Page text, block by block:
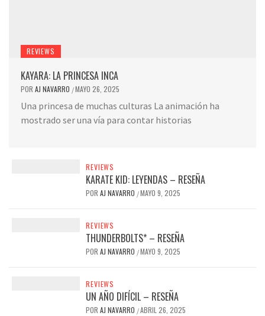
REVIEWS
KAYARA: LA PRINCESA INCA
POR AJ NAVARRO /MAYO 26, 2025
Una princesa de muchas culturas La animación ha
mostrado ser una vía para contar historias
REVIEWS
KARATE KID: LEYENDAS – RESEÑA
POR AJ NAVARRO /MAYO 9, 2025
REVIEWS
THUNDERBOLTS* – RESEÑA
POR AJ NAVARRO /MAYO 9, 2025
REVIEWS
UN AÑO DIFÍCIL – RESEÑA
POR AJ NAVARRO /ABRIL 26, 2025